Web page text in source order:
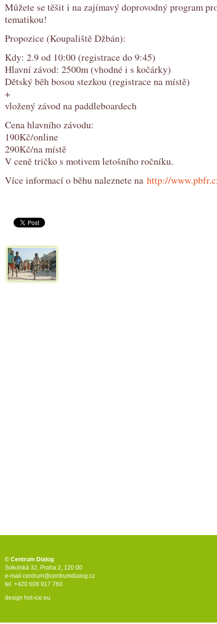
Můžete se těšit i na zajímavý doprovodný program
tematikou!
Propozice (Koupaliště Džbán):
Kdy: 2.9 od 10:00 (registrace do 9:45)
Hlavní závod: 2500m (vhodné i s kočárky)
Dětský běh bosou stezkou (registrace na místě)
+
vložený závod na paddleboardech
Cena hlavního závodu:
190Kč/online
290Kč/na místě
V ceně tričko s motivem letošního ročníku.
Více informací o běhu naleznete na http://
© Centrum Dialog
Sokolská 32, Praha 2, 120 00
e-mail centrum@centrumdialog.cz
tel. +420 608 917 760
design hot-ice.eu